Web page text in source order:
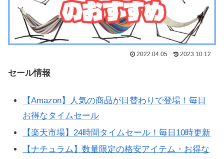
2022.04.05 2023.10.12
セール情報
【Amazon】人気の商品が日替わりで登場！毎日
お得なタイムセール
【楽天市場】24時間タイムセール！毎日10時更新
【ナチュラム】数量限定の格安アイテム・お得な